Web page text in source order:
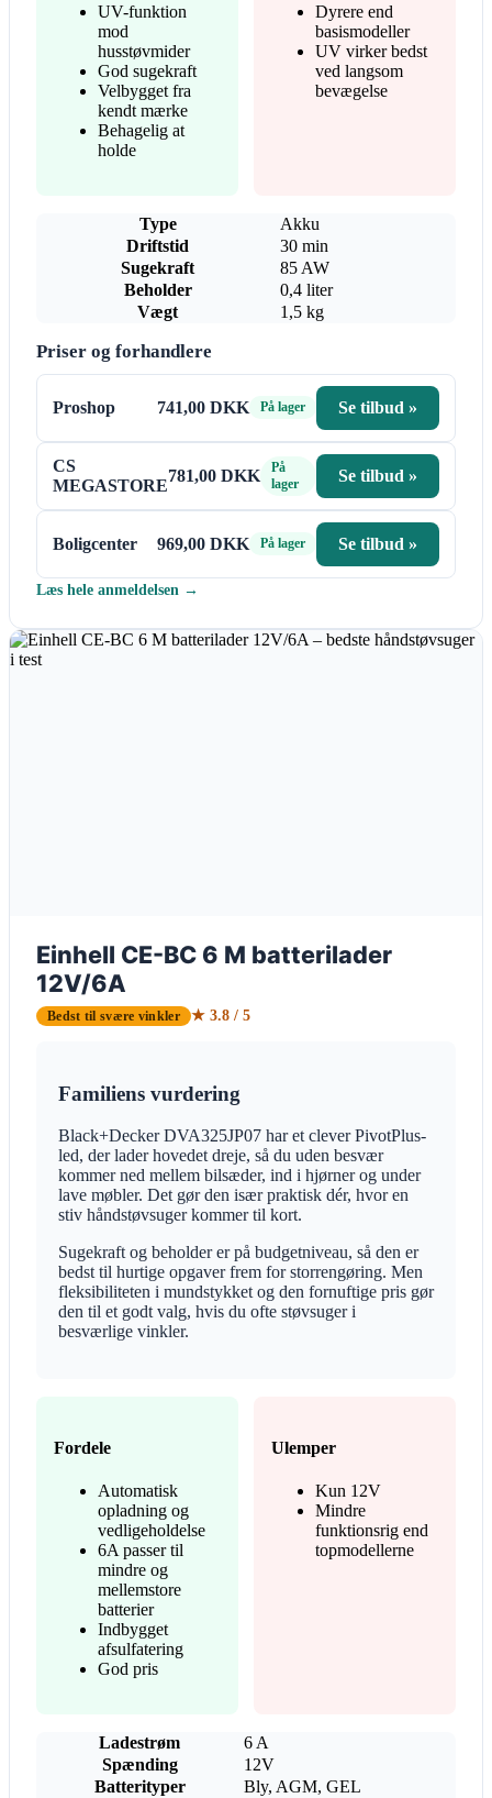
UV-funktion
mod
husstøvmider
God sugekraft
Velbygget fra
kendt mærke
Behagelig at
holde
Dyrere end
basismodeller
UV virker bedst
ved langsom
bevægelse
Type
Akku
Driftstid
30 min
Sugekraft
85 AW
Beholder
0,4 liter
Vægt
1,5 kg
Priser og forhandlere
Proshop 741,00 DKK På lager Se tilbud »
CS
MEGASTORE
781,00 DKK
På
lager
Se tilbud »
Boligcenter 969,00 DKK På lager Se tilbud »
Læs hele anmeldelsen →
Einhell CE-BC 6 M batterilader
12V/6A
Bedst til svære vinkler ★ 3.8 / 5
Familiens vurdering
Black+Decker DVA325JP07 har et clever PivotPlus-
led, der lader hovedet dreje, så du uden besvær
kommer ned mellem bilsæder, ind i hjørner og under
lave møbler. Det gør den især praktisk dér, hvor en
stiv håndstøvsuger kommer til kort.
Sugekraft og beholder er på budgetniveau, så den er
bedst til hurtige opgaver frem for storrengøring. Men
fleksibiliteten i mundstykket og den fornuftige pris gør
den til et godt valg, hvis du ofte støvsuger i
besværlige vinkler.
Fordele
Automatisk
opladning og
vedligeholdelse
6A passer til
mindre og
mellemstore
batterier
Indbygget
afsulfatering
God pris
Ulemper
Kun 12V
Mindre
funktionsrig end
topmodellerne
Ladestrøm
6 A
Spænding
12V
Batterityper
Bly, AGM, GEL